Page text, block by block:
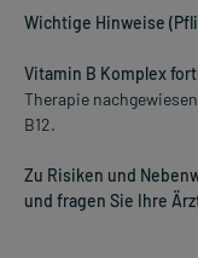
Wichtige Hinweise
Vitamin B Komplex
Therapie
B12.
Zu Risiken und
und fragen Sie Ihre